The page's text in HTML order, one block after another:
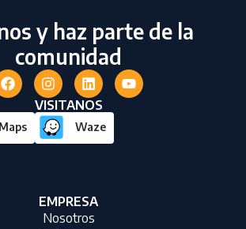
y haz parte de la
comunidad
VISITANOS
Waze
EMPRESA
Nosotros